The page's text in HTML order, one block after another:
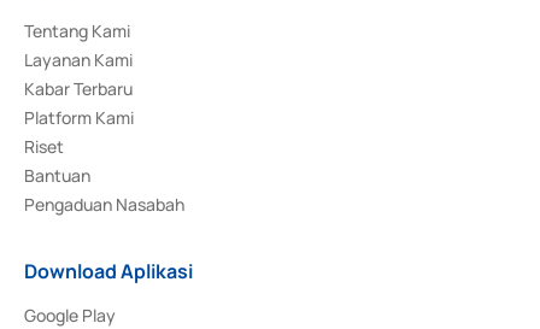
Tentang Kami
Layanan Kami
Kabar Terbaru
Platform Kami
Riset
Bantuan
Pengaduan Nasabah
Download Aplikasi
Google Play